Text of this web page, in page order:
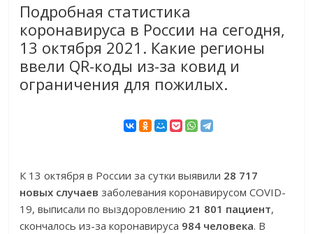
Подробная статистика
коронавируса в России на сегодня,
13 октября 2021. Какие регионы
ввели QR-коды из-за ковид и
ограничения для пожилых.
К 13 октября в России за сутки выявили 28 717
новых случаев заболевания коронавирусом COVID-
19, выписали по выздоровлению 21 801 пациент,
скончалось из-за коронавируса 984 человека. В